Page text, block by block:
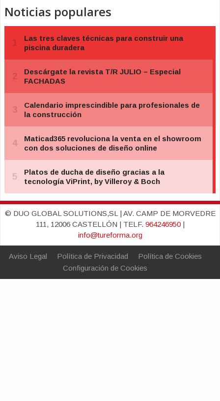
Noticias populares
© DUO GLOBAL SOLUTIONS,SL | AV. CAMP DE MORVEDRE
111, 12006 CASTELLÓN | TELF. 964246950|
info@tureforma.org
Aviso Legal Política de Privacidad
Política de Cookies
Configuración de Cookies